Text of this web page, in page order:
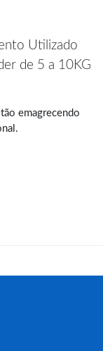
Utilizado
de 5 a 10KG
emagrecendo